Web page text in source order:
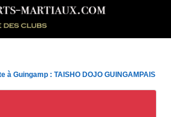
à Guingamp : TAISHO DOJO GUINGAMPAIS